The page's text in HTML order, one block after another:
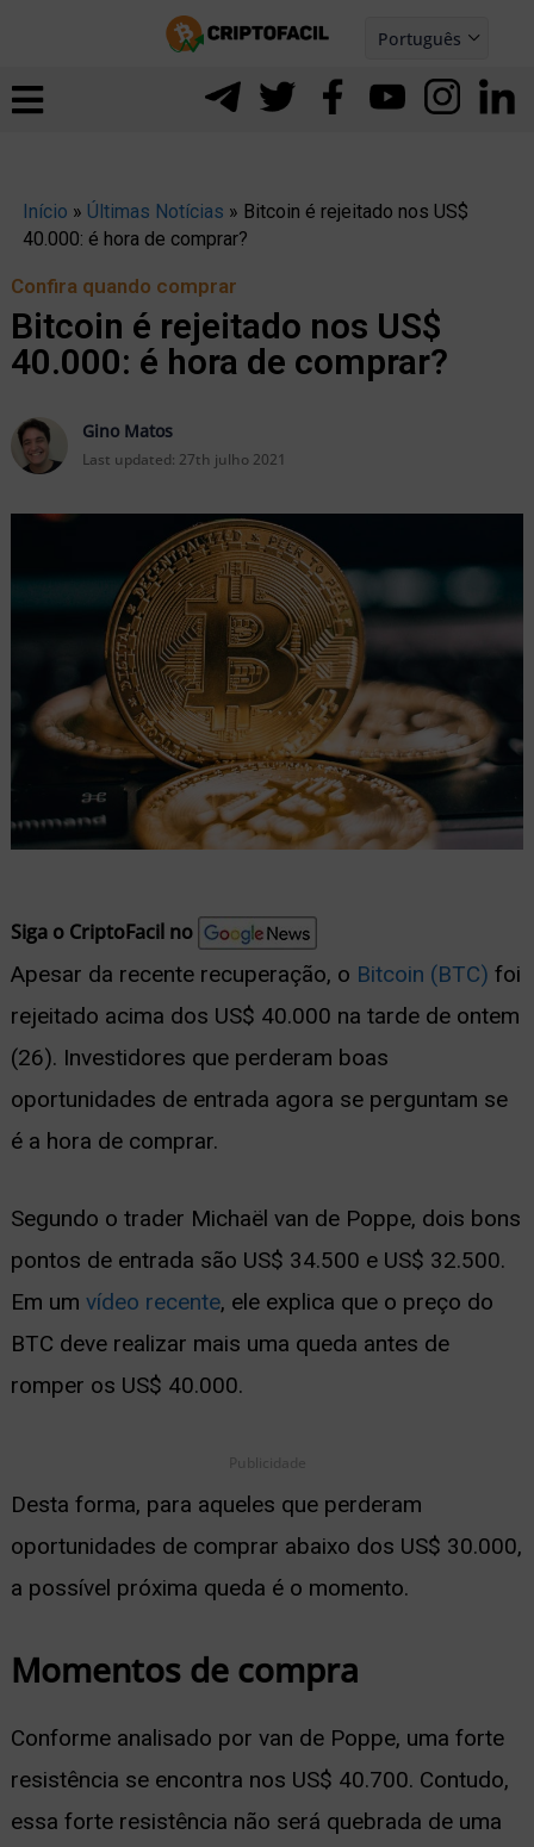
Português
Español
Início » Últimas Notícias » Bitcoin é rejeitado nos US$
40.000: é hora de comprar?
Confira quando comprar
Bitcoin é rejeitado nos US$
40.000: é hora de comprar?
Gino Matos
Last updated: 27th julho 2021
Siga o CriptoFacil no
Apesar da recente recuperação, o Bitcoin (BTC) foi
rejeitado acima dos US$ 40.000 na tarde de ontem
(26). Investidores que perderam boas
oportunidades de entrada agora se perguntam se
é a hora de comprar.
Segundo o trader Michaël van de Poppe, dois bons
pontos de entrada são US$ 34.500 e US$ 32.500.
Em um vídeo recente, ele explica que o preço do
BTC deve realizar mais uma queda antes de
romper os US$ 40.000.
Publicidade
Desta forma, para aqueles que perderam
oportunidades de comprar abaixo dos US$ 30.000,
a possível próxima queda é o momento.
Momentos de compra
Conforme analisado por van de Poppe, uma forte
resistência se encontra nos US$ 40.700. Contudo,
essa forte resistência não será quebrada de uma